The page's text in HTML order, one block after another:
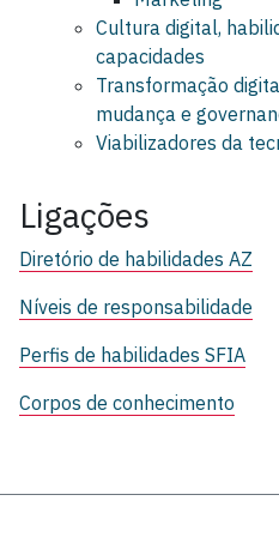
Cultura digital,
capacidades
Transformação
mudança e
Viabilizadores da
Ligações
Diretório de habilidades AZ
Níveis de responsabilidade
Perfis de habilidades SFIA
Corpos de conhecimento